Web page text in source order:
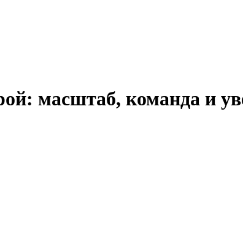
масштаб, команда и